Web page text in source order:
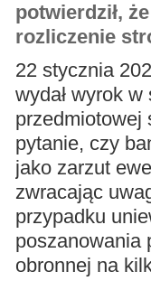
potwierdził,
rozliczenie
22 stycznia
wydał wyrok
przedmiotowej
pytanie, czy
jako zarzut
zwracając
przypadku
poszanowania
obronnej na